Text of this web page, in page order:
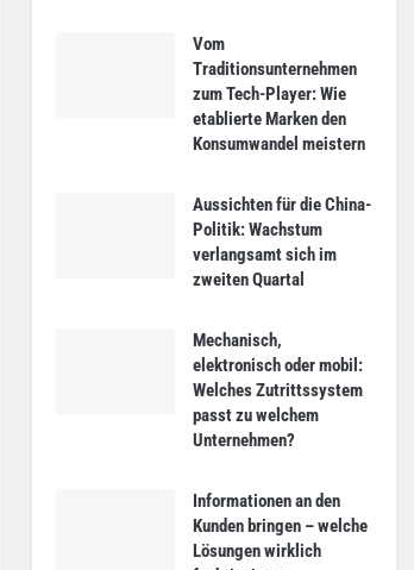
Vom
Traditionsunternehmen
zum Tech-Player: Wie
etablierte Marken den
Konsumwandel meistern
Aussichten für die China-
Politik: Wachstum
verlangsamt sich im
zweiten Quartal
Mechanisch,
elektronisch oder mobil:
Welches Zutrittssystem
passt zu welchem
Unternehmen?
Informationen an den
Kunden bringen – welche
Lösungen wirklich